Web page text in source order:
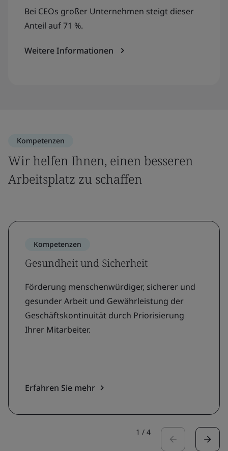
Bei CEOs großer Unternehmen steigt dieser
Anteil auf 71 %.
Weitere Informationen
Kompetenzen
Wir helfen Ihnen, einen besseren
Arbeitsplatz zu schaffen
Kompetenzen
Gesundheit und Sicherheit
Förderung menschenwürdiger, sicherer und
gesunder Arbeit und Gewährleistung der
Geschäftskontinuität durch Priorisierung
Ihrer Mitarbeiter.
Erfahren Sie mehr
1 / 4